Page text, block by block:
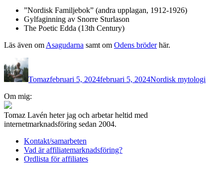
”Nordisk Familjebok” (andra upplagan, 1912-1926)
Gylfaginning av Snorre Sturlason
The Poetic Edda (13th Century)
Läs även omAsagudarna samt om Odens bröderhär.
Författare
Tomazfebruari 5, 2024februari 5, 2024Nordisk mytologi
Inläggsnavigering
Om mig:
Tomaz Lavén heter jag och arbetar heltid med
internetmarknadsföring sedan 2004.
Kontakt/samarbeten
Vad är affiliatemarknadsföring?
Ordlista för affiliates